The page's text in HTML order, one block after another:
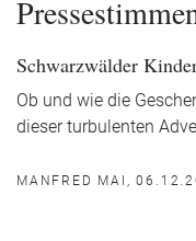
Schwarzwälder
Ob und wie die
dieser turbulenten
MANFRED MAI,